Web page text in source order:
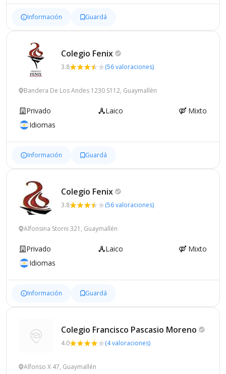
Información Guardá
Colegio Fenix
3.8 (56 valoraciones)
Bandera De Los Andes 1230 S112, Guaymallén
Privado Laico
Mixto
Idiomas
Información Guardá
Colegio Fenix
3.8 (56 valoraciones)
Alfonsina Storni 321, Guaymallén
Privado Laico
Mixto
Idiomas
Información Guardá
Colegio Francisco Pascasio Moreno
4.0 (4 valoraciones)
Alfonso X 47, Guaymallén